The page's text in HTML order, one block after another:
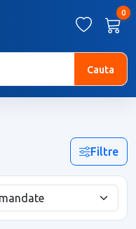
0
Cauta
Filtre